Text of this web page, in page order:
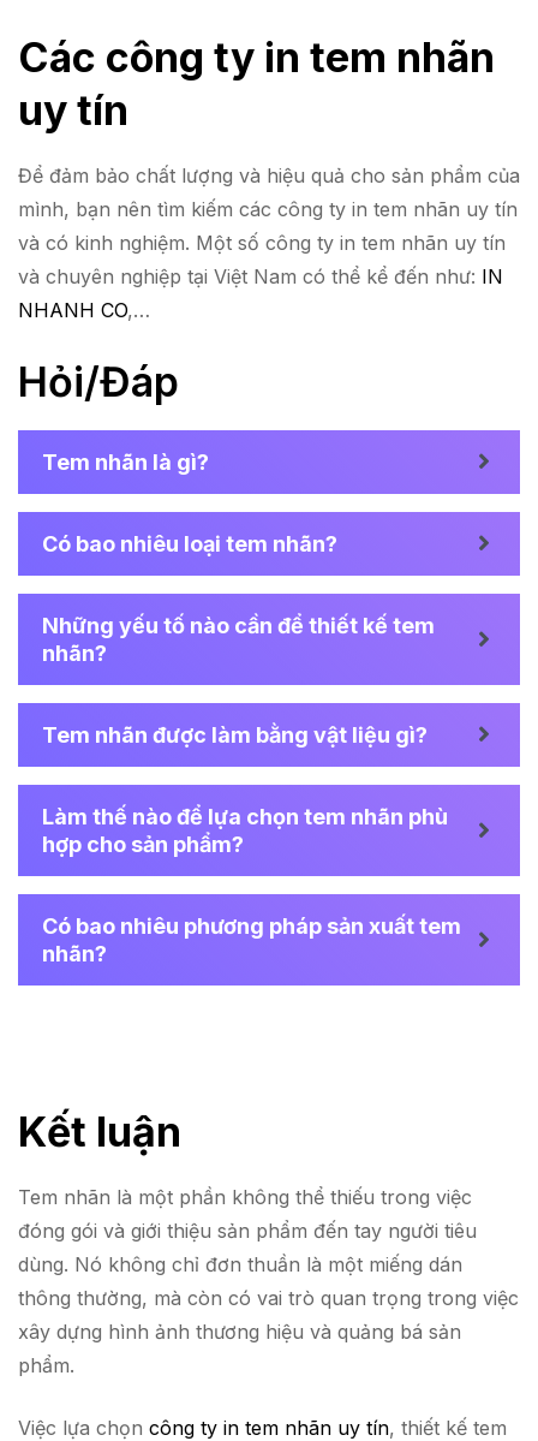
Các công ty in tem nhãn
uy tín
Để đảm bảo chất lượng và hiệu quả cho sản phẩm của
mình, bạn nên tìm kiếm các công ty in tem nhãn uy tín
và có kinh nghiệm. Một số công ty in tem nhãn uy tín
và chuyên nghiệp tại Việt Nam có thể kể đến như: IN
NHANH CO,…
Hỏi/Đáp
Tem nhãn là gì?
Có bao nhiêu loại tem nhãn?
Những yếu tố nào cần để thiết kế tem
nhãn?
Tem nhãn được làm bằng vật liệu gì?
Làm thế nào để lựa chọn tem nhãn phù
hợp cho sản phẩm?
Có bao nhiêu phương pháp sản xuất tem
nhãn?
Kết luận
Tem nhãn là một phần không thể thiếu trong việc
đóng gói và giới thiệu sản phẩm đến tay người tiêu
dùng. Nó không chỉ đơn thuần là một miếng dán
thông thường, mà còn có vai trò quan trọng trong việc
xây dựng hình ảnh thương hiệu và quảng bá sản
phẩm.
Việc lựa chọn công ty in tem nhãn uy tín, thiết kế tem